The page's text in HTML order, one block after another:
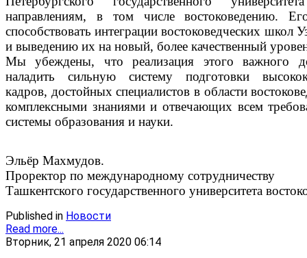
направлениям, в том числе востоковедению.
способствовать интеграции востоковедческих школ
и выведению их на новый, более качественный
Мы убеждены, что реализация этого важного
наладить сильную систему подготовки
кадров, достойных специалистов в области
комплексными знаниями и отвечающих всем
системы образования и науки.
Эльёр Махмудов.
Проректор по международному сотрудничеству
Ташкентского государственного университета
Published in Новости
Read more...
Вторник, 21 апреля 2020 06:14